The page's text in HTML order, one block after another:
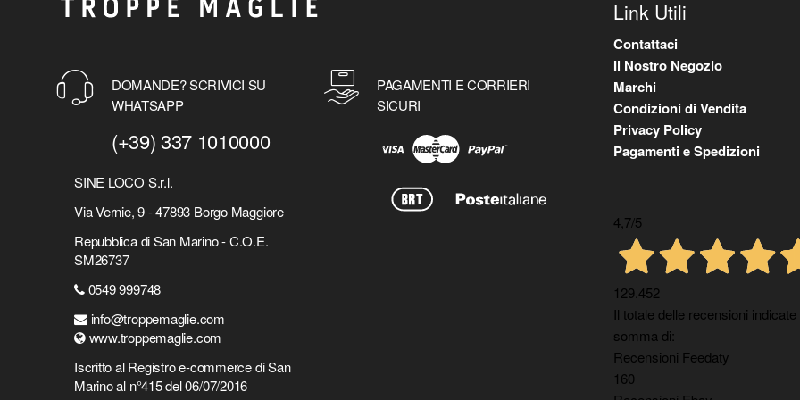
BOLOGNA FC
BORED OF DIRECTORS
BORUSSIA DORTMUND
BORUSSIA DORTMUND
BRAINROT
BRAWL STARS
BRUCE SPRINGSTEEN
CALL OF DUTY
CAPITAN AMERICA
CAPTAIN TSUBASA - HOLLY E BENJI
CARE BEARS - GLI ORSETTI DEL
CUORE
DOMANDE? SCRIVICI SU
WHATSAPP
(+39) 337 1010000
SINE LOCO S.r.l.
Via Vernie, 9 - 47893 Borgo Maggiore
Repubblica di San Marino - C.O.E.
SM26737
0549 999748
info@troppemaglie.com
www.troppemaglie.com
Iscritto al Registro e-commerce di San
Marino al n°415 del 06/07/2016
PAGAMENTI E CORRIERI
SICURI
Link Utili
Contattaci
Il Nostro Negozio
Marchi
Condizioni di Vendita
Privacy Policy
Pagamenti e Spedizioni
4,7/5
129.452
Il totale delle recensioni
somma di:
Recensioni Feedaty
160